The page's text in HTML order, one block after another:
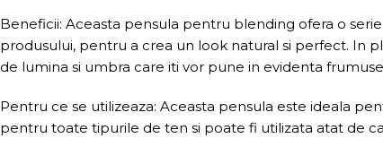
Beneficii: Aceasta pensula pentru blending ofera o
produsului, pentru a crea un look natural si perfect. In
de lumina si umbra care iti vor pune in evidenta
Pentru ce se utilizeaza: Aceasta pensula este ideala
pentru toate tipurile de ten si poate fi utilizata atat de